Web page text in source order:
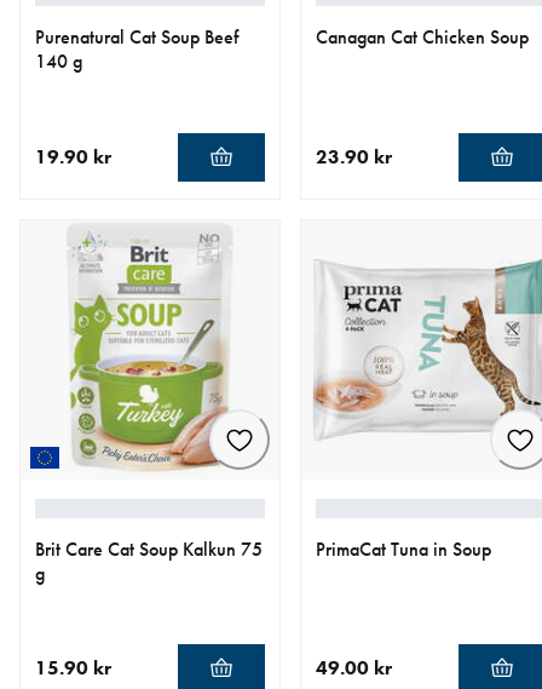
Purenatural Cat Soup Beef
140 g
19.90 kr
Canagan Cat Chicken Soup
23.90 kr
Brit Care Cat Soup Kalkun 75
g
15.90 kr
PrimaCat Tuna in Soup
49.00 kr